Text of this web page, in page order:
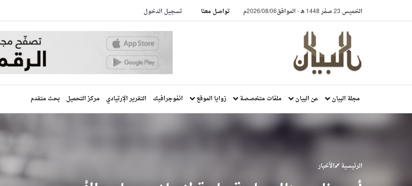
الخميس 23 صفر 1448 هـ -الموافق2026/08/06م تواصل معنا تسجيل الدخول
مجلة البيان عن البيان ملفات متخصصة زوايا الموقع انفوجرافيك التقرير الإرتيادي مركز التحميل بحث متقدم
الرئيسية الأخبار